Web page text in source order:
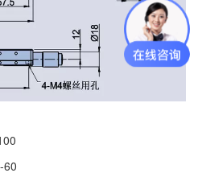
60